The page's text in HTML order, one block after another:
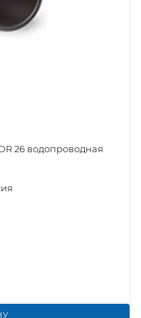
26 водопроводная